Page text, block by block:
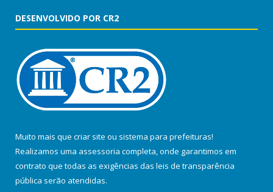
DESENVOLVIDO POR CR2
Muito mais que criar site ou sistema para prefeituras!
Realizamos uma assessoria completa, onde garantimos em
contrato que todas as exigências das leis de transparência
pública serão atendidas.